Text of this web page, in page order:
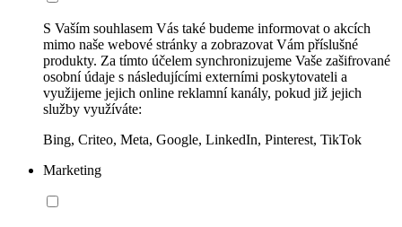
S Vaším souhlasem Vás také budeme informovat o akcích
mimo naše webové stránky a zobrazovat Vám příslušné
produkty. Za tímto účelem synchronizujeme Vaše zašifrované
osobní údaje s následujícími externími poskytovateli a
využijeme jejich online reklamní kanály, pokud již jejich
služby využíváte:
Bing, Criteo, Meta, Google, LinkedIn, Pinterest, TikTok
Marketing